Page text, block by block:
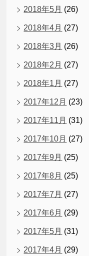
2018年5月 (26)
2018年4月 (27)
2018年3月 (26)
2018年2月 (27)
2018年1月 (27)
2017年12月 (23)
2017年11月 (31)
2017年10月 (27)
2017年9月 (25)
2017年8月 (25)
2017年7月 (27)
2017年6月 (29)
2017年5月 (31)
2017年4月 (29)